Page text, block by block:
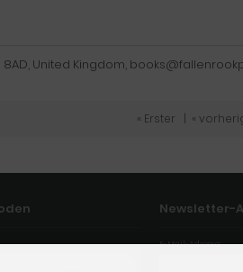
United Kingdom,
« Erster «
Newsletter-
E-Mail-Adresse: